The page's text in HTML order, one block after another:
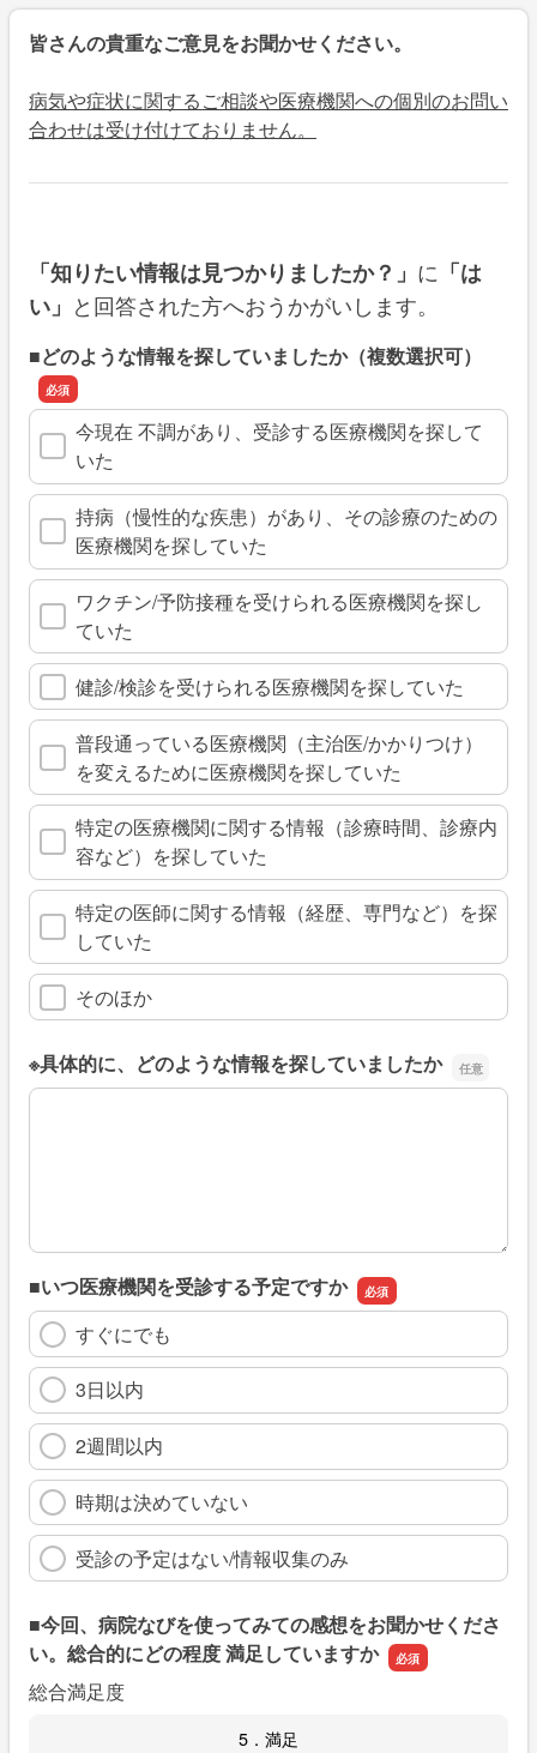
皆さんの貴重なご意見をお聞かせください。
病気や症状に関するご相談や医療機関への個別のお問い
合わせは受け付けておりません。
「知りたい情報は見つかりましたか？」 に 「は
い」 と回答された方へおうかがいします。
■どのような情報を探していましたか（複数選択可）
今現在 不調があり、受診する医療機関を探して
いた
持病（慢性的な疾患）があり、その診療のための
医療機関を探していた
ワクチン/予防接種を受けられる医療機関を探し
ていた
健診/検診を受けられる医療機関を探していた
普段通っている医療機関（主治医/かかりつけ）
を変えるために医療機関を探していた
特定の医療機関に関する情報（診療時間、診療内
容など）を探していた
特定の医師に関する情報（経歴、専門など）を探
していた
そのほか
※具体的に、どのような情報を探していましたか
※具体的に、どのような情報を探していましたか
■いつ医療機関を受診する予定ですか
すぐにでも
3日以内
2週間以内
時期は決めていない
受診の予定はない/情報収集のみ
■今回、病院なびを使ってみての感想をお聞かせくださ
い。総合的にどの程度 満足していますか
総合満足度
5．満足